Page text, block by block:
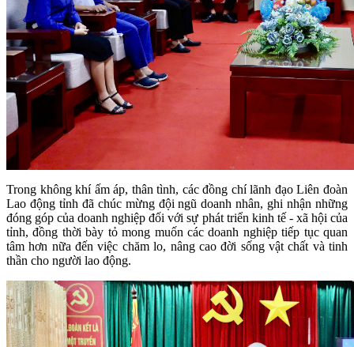
Trong không khí ấm áp, thân tình, các đồng chí lãnh đạo Liên đoàn
Lao động tỉnh đã chúc mừng đội ngũ doanh nhân, ghi nhận những
đóng góp của doanh nghiệp đối với sự phát triển kinh tế - xã hội của
tỉnh, đồng thời bày tỏ mong muốn các doanh nghiệp tiếp tục quan
tâm hơn nữa đến việc chăm lo, nâng cao đời sống vật chất và tinh
thần cho người lao động.